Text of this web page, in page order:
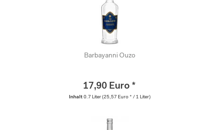
Barbayanni Ouzo
17,90 Euro *
Inhalt 0.7 Liter (25,57 Euro * / 1 Liter)